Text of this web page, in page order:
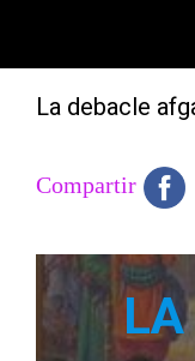
La debacle
Compartir
LA